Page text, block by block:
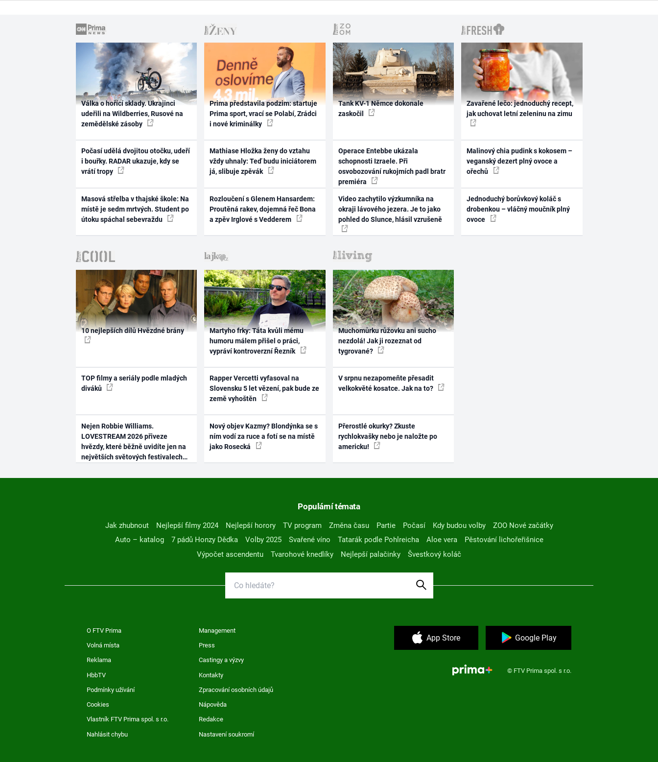
Válka o hořící sklady. Ukrajinci
udeřili na Wildberries, Rusové na
zemědělské zásoby
Počasí udělá dvojitou otočku, udeří
i bouřky. RADAR ukazuje, kdy se
vrátí tropy
Masová střelba v thajské škole: Na
místě je sedm mrtvých. Student po
útoku spáchal sebevraždu
Prima představila podzim: startuje
Prima sport, vrací se Polabí, Zrádci
i nové kriminálky
Mathiase Hložka ženy do vztahu
vždy uhnaly: Teď budu iniciátorem
já, slibuje zpěvák
Rozloučení s Glenem Hansardem:
Proutěná rakev, dojemná řeč Bona
a zpěv Irglové s Vedderem
Tank KV-1 Němce dokonale
zaskočil
Operace Entebbe ukázala
schopnosti Izraele. Při
osvobozování rukojmích padl bratr
premiéra
Video zachytilo výzkumníka na
okraji lávového jezera. Je to jako
pohled do Slunce, hlásil vzrušeně
Zavařené lečo: jednoduchý recept,
jak uchovat letní zeleninu na zimu
Malinový chia pudink s kokosem –
veganský dezert plný ovoce a
ořechů
Jednoduchý borůvkový koláč s
drobenkou – vláčný moučník plný
ovoce
10 nejlepších dílů Hvězdné brány
TOP filmy a seriály podle mladých
diváků
Nejen Robbie Williams.
LOVESTREAM 2026 přiveze
hvězdy, které běžně uvidíte jen na
největších světových festivalech
Martyho frky: Táta kvůli mému
humoru málem přišel o práci,
vypráví kontroverzní Řezník
Rapper Vercetti vyfasoval na
Slovensku 5 let vězení, pak bude ze
země vyhoštěn
Nový objev Kazmy? Blondýnka se s
ním vodí za ruce a fotí se na místě
jako Rosecká
Muchomůrku růžovku ani sucho
nezdolá! Jak ji rozeznat od
tygrované?
V srpnu nezapomeňte přesadit
velkokvěté kosatce. Jak na to?
Přerostlé okurky? Zkuste
rychlokvašky nebo je naložte po
americku!
Populární témata
Jak zhubnout Nejlepší filmy 2024 Nejlepší horory TV program Změna času Partie Počasí Kdy budou volby
ZOO Nové začátky
Auto – katalog
7 pádů Honzy Dědka Volby 2025 Svařené víno Tatarák podle Pohlreicha Aloe vera
Pěstování lichořeřišnice
Výpočet ascendentu
Tvarohové knedlíky Nejlepší palačinky Švestkový koláč
O FTV Prima Management
Volná místa Press
Reklama Castingy a výzvy
HbbTV Kontakty
Podmínky užívání Zpracování osobních údajů
Cookies Nápověda
Vlastník FTV Prima spol. s r.o. Redakce
Nahlásit chybu Nastavení soukromí
App Store Google Play
© FTV Prima spol. s r.o.